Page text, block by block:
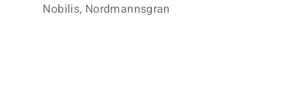
Nobilis, Nordmannsgran